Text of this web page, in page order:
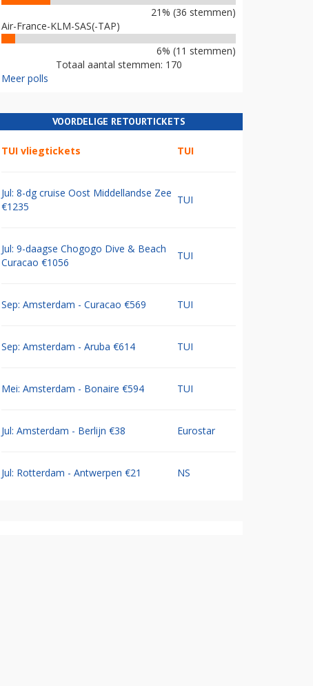
21% (36 stemmen)
Air-France-KLM-SAS(-TAP)
6% (11 stemmen)
Totaal aantal stemmen: 170
Meer polls
VOORDELIGE RETOURTICKETS
TUI vliegtickets TUI
Jul: 8-dg cruise Oost Middellandse Zee
€1235
TUI
Jul: 9-daagse Chogogo Dive & Beach
Curacao €1056
TUI
Sep: Amsterdam - Curacao €569 TUI
Sep: Amsterdam - Aruba €614 TUI
Mei: Amsterdam - Bonaire €594 TUI
Jul: Amsterdam - Berlijn €38 Eurostar
Jul: Rotterdam - Antwerpen €21 NS